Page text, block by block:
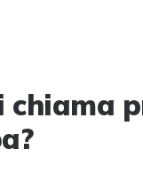
chiama